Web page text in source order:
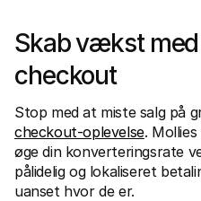
Skab vækst
checkout
checkout-oplevelse.
øge din konverteringsrate
pålidelig og lokaliseret
uanset hvor de er.